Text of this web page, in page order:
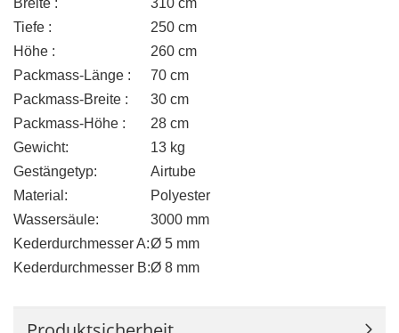
Tiefe :
250 cm
Höhe :
260 cm
Packmass-Länge :
70 cm
Packmass-Breite :
30 cm
Packmass-Höhe :
28 cm
Gewicht:
13 kg
Gestängetyp:
Airtube
Material:
Polyester
Wassersäule:
3000 mm
Kederdurchmesser A:Ø 5 mm
Kederdurchmesser B:Ø 8 mm